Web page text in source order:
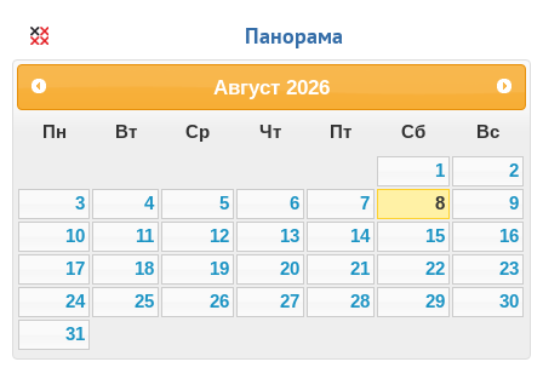
Панорама
Август 2026
Пн Вт Ср Чт Пт Сб
Вс
1
2
3
4 5 6 7 8
9
10
11 12 13 14 15
16
17
18 19 20 21 22
23
24
25 26 27 28 29
30
31